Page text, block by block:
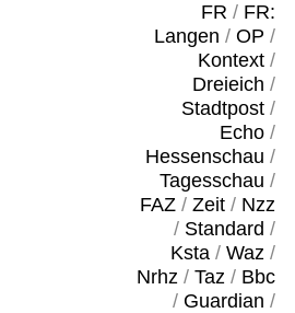
FR / FR:
Langen / OP /
Kontext/
Dreieich /
Stadtpost/
Echo/
Hessenschau /
Tagesschau /
FAZ/ Zeit/ Nzz
/ Standard /
Ksta/ Waz/
Nrhz/ Taz/ Bbc
/ Guardian /